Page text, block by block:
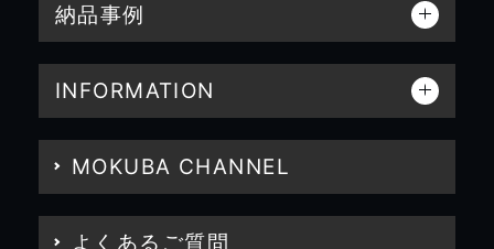
納品事例
INFORMATION
MOKUBA CHANNEL
よくあるご質問